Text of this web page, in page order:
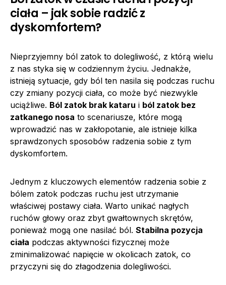
ciała – jak sobie radzić z
dyskomfortem?
Nieprzyjemny ból zatok to dolegliwość, z którą wielu
z nas styka się w codziennym życiu. Jednakże,
istnieją sytuacje, gdy ból ten nasila się podczas ruchu
czy zmiany pozycji ciała, co może być niezwykle
uciążliwe. Ból zatok brak kataru i ból zatok bez
zatkanego nosa to scenariusze, które mogą
wprowadzić nas w zakłopotanie, ale istnieje kilka
sprawdzonych sposobów radzenia sobie z tym
dyskomfortem.
Jednym z kluczowych elementów radzenia sobie z
bólem zatok podczas ruchu jest utrzymanie
właściwej postawy ciała. Warto unikać nagłych
ruchów głowy oraz zbyt gwałtownych skrętów,
ponieważ mogą one nasilać ból. Stabilna pozycja
ciała podczas aktywności fizycznej może
zminimalizować napięcie w okolicach zatok, co
przyczyni się do złagodzenia dolegliwości.